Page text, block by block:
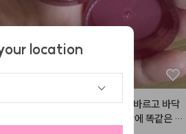
년 이맘때 구매해서 정말 알차게 바르고 바닥
까지 싹싹 긁어 쓴 끝에, 결국 1년 만에 똑같은 제
location